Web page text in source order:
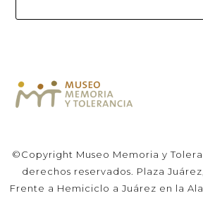
©Copyright Museo Memoria y
derechos reservados. Plaza
Frente a Hemiciclo a Juárez en la